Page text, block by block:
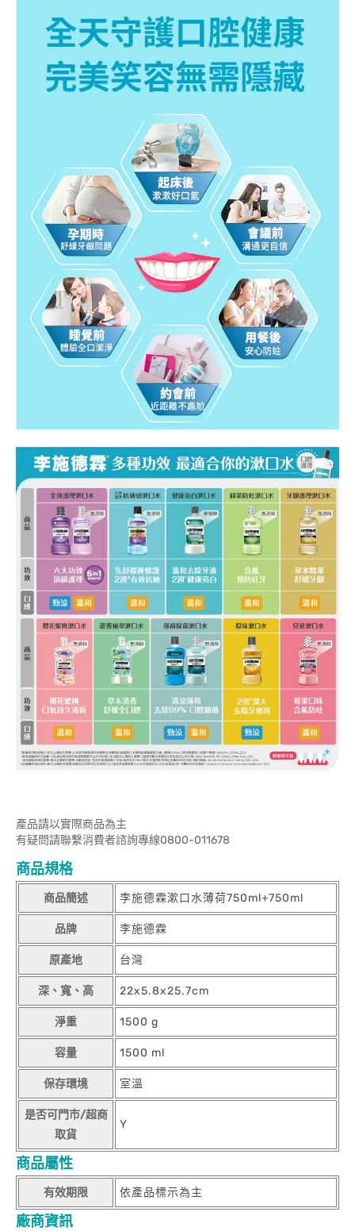
產品請以實際商品為主
有疑問請聯繫消費者諮詢專線0800-011678
商品規格
商品簡述 李施德霖漱口水薄荷750ml+750ml
品牌 李施德霖
原產地 台灣
深、寬、高 22x5.8x25.7cm
淨重 1500 g
容量 1500 ml
保存環境 室溫
是否可門市/超商
取貨
Y
商品屬性
有效期限 依產品標示為主
廠商資訊